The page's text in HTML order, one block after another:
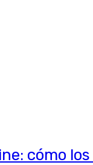
cómo